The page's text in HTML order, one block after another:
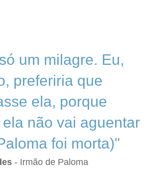
um milagre. Eu,
preferiria que
ela, porque
não vai aguentar
foi morta)"
- Irmão de Paloma